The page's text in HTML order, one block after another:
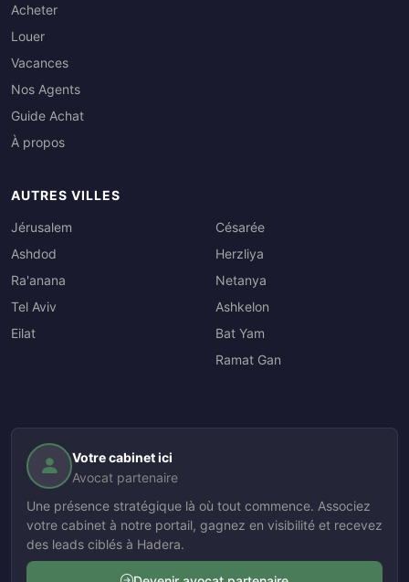
Acheter
Louer
Vacances
Nos Agents
Guide Achat
À propos
AUTRES VILLES
Jérusalem
Ashdod
Ra'anana
Tel Aviv
Eilat
Césarée
Herzliya
Netanya
Ashkelon
Bat Yam
Ramat Gan
Votre cabinet ici
Avocat partenaire
Une présence stratégique là où tout commence. Associez
votre cabinet à notre portail, gagnez en visibilité et recevez
des leads ciblés à Hadera.